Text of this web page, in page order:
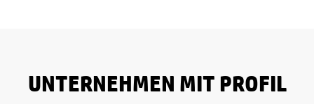
UNTERNEHMEN MIT PROFIL